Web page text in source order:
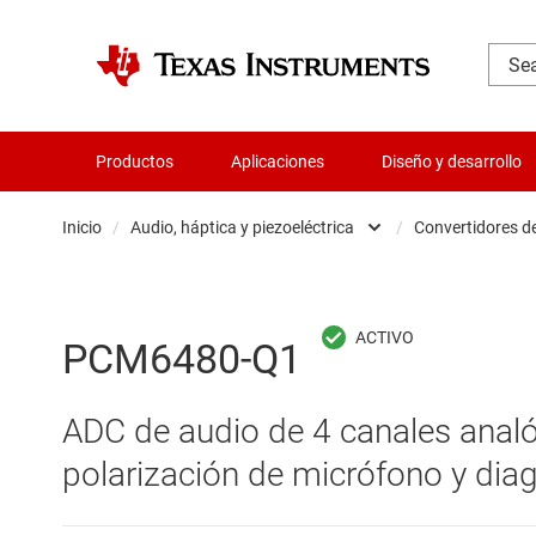
Productos Aplicaciones Diseño y desarrollo
Inicio / Audio, háptica y piezoeléctrica
Aislamiento
Audio, háptica y piezoeléctrica
Circuitos integrados de gestión de
/ Convertidores
PCM6480-Q1
ADC de audio de 4 canales
polarización de micrófono y